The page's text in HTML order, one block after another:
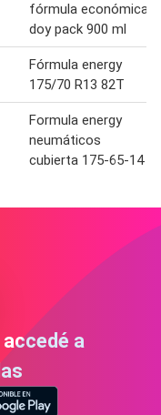
fórmula económica
doy pack 900 ml
Fórmula energy
175/70 R13 82T
Formula energy
neumáticos
cubierta 175-65-14
a